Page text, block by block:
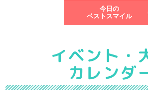
今日の
ベストスマイル
イベント・
カレンダ